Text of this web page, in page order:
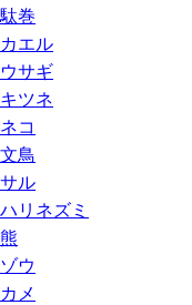
駄巻
カエル
ウサギ
キツネ
ネコ
文鳥
サル
ハリネズミ
熊
ゾウ
カメ